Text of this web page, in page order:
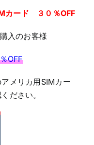
カード ３０％OFF
入のお客様
OFF
メリカ用SIMカー
ださい。